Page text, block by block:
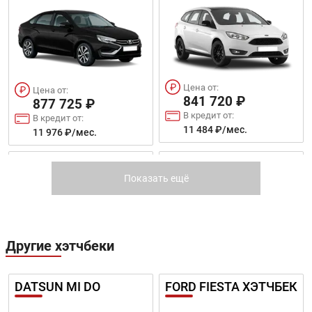
24 897 ₽/мес.
MUFASA
Цена от:
2 239 820 ₽
30 560 ₽/мес.
TUCSON
3 159 820 ₽
В кредит от:
Цена от:
877 725 ₽
В кредит от:
11 976 ₽/мес.
Цена от:
841 720 ₽
В кредит от:
11 484 ₽/мес.
FORD ECOSPORT
Цена от:
845 720 ₽
KIA RIO
Цена от:
829 720 ₽
Показать ещё
Другие хэтчбеки
DATSUN MI DO FORD FIESTA ХЭТЧБЕК